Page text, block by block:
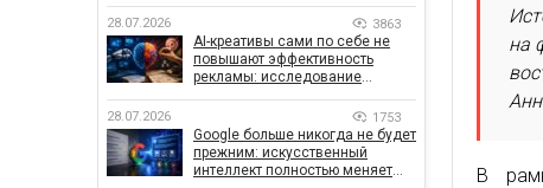
на
В
28.07.2026 3863
AI-креативы сами по себе не
повышают эффективность
рекламы: исследование
влияет на эффективность
кампаний
28.07.2026 1753
Google больше никогда не будет
прежним: искусственный
интеллект полностью меняет